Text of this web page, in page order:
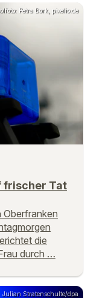
Petra Bork, pixelio.de
frischer Tat
Oberfranken
die
durch …
Julian Stratenschulte/dpa